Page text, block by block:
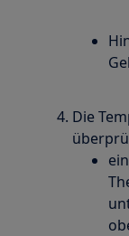
Die